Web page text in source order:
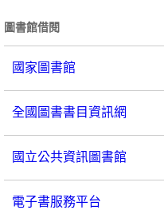
圖書館借閱
國家圖書館
全國圖書書目資訊網
國立公共資訊圖書館
電子書服務平台